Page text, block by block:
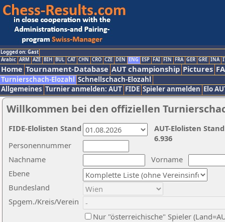
Logged on: Gast
Arabic ARM AZE BIH BUL CAT CHN CRO CZE DEN ENG ESP FAI FIN FRA GER GRE INA
Home Tournament-Database AUT championship Pictures
Turnierschach-Elozahl Schnellschach-Elozahl
Allgemeines Turnier anmelden: AUT FIDE Spieler anmelden Elo
Willkommen bei den offiziellen
Nachname
Vorname
Ebene
Personennummer
Bundesland
Spgem./Kreis/Verein
Nur "österreichische" Spieler
AUT-Elolisten
6.936
FIDE-Elolisten Stand